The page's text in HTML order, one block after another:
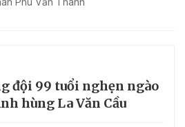
đội 99 tuổi nghẹn ngào
hùng La Văn Cầu